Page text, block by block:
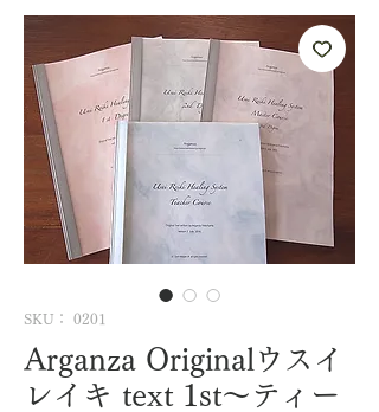
SKU： 0201
Arganza Originalウスイ
レイキ text 1st〜ティー